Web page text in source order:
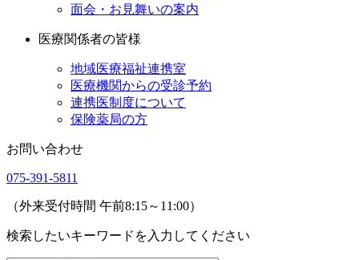
面会・お見舞いの案内
医療関係者の皆様
地域医療福祉連携室
医療機関からの受診予約
連携医制度について
保険薬局の方
お問い合わせ
075-391-5811
（外来受付時間 午前8:15～11:00）
検索したいキーワードを入力してください